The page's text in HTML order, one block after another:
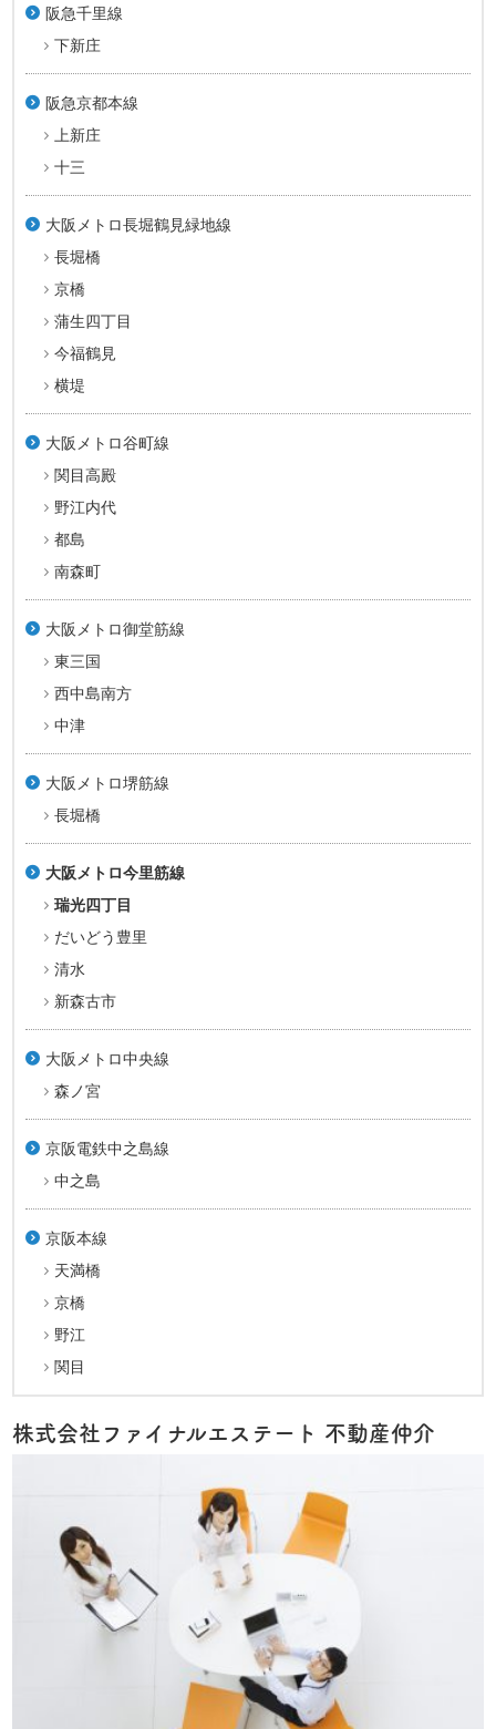
阪急千里線
下新庄
阪急京都本線
上新庄
十三
大阪メトロ長堀鶴見緑地線
長堀橋
京橋
蒲生四丁目
今福鶴見
横堤
大阪メトロ谷町線
関目高殿
野江内代
都島
南森町
大阪メトロ御堂筋線
東三国
西中島南方
中津
大阪メトロ堺筋線
長堀橋
大阪メトロ今里筋線
瑞光四丁目
だいどう豊里
清水
新森古市
大阪メトロ中央線
森ノ宮
京阪電鉄中之島線
中之島
京阪本線
天満橋
京橋
野江
関目
株式会社ファイナルエステート 不動産仲介